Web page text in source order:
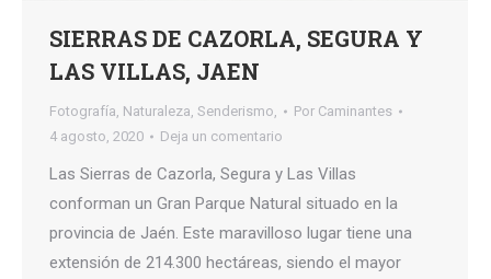
SIERRAS DE CAZORLA, SEGURA Y
LAS VILLAS, JAEN
Fotografía, Naturaleza, Senderismo, Por Caminantes
4 agosto, 2020
Deja un comentario
Las Sierras de Cazorla, Segura y Las Villas
conforman un Gran Parque Natural situado en la
provincia de Jaén. Este maravilloso lugar tiene una
extensión de 214.300 hectáreas, siendo el mayor